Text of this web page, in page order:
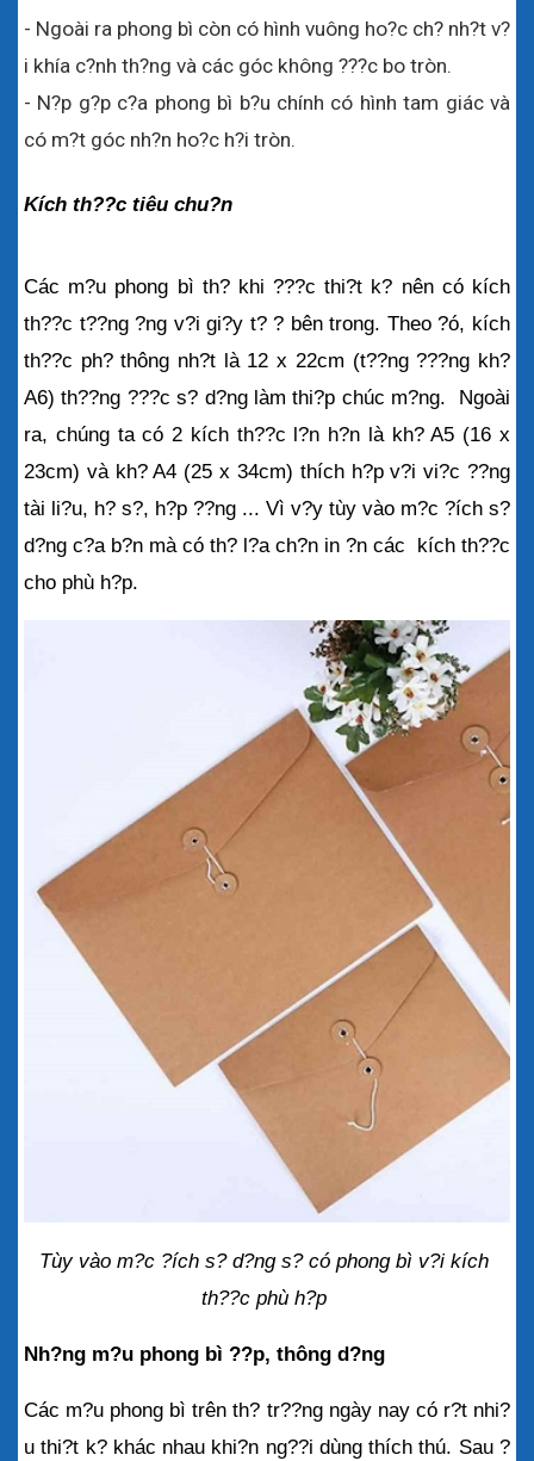
- Ngoài ra phong bì còn có hình vuông ho?c ch? nh?t v?
i khía c?nh th?ng và các góc không ???c bo tròn.
- N?p g?p c?a phong bì b?u chính có hình tam giác và
có m?t góc nh?n ho?c h?i tròn.
Kích th??c tiêu chu?n
Các m?u phong bì th? khi ???c thi?t k? nên có kích
th??c t??ng ?ng v?i gi?y t? ? bên trong. Theo ?ó, kích
th??c ph? thông nh?t là 12 x 22cm (t??ng ???ng kh?
A6) th??ng ???c s? d?ng làm thi?p chúc m?ng.  Ngoài
ra, chúng ta có 2 kích th??c l?n h?n là kh? A5 (16 x
23cm) và kh? A4 (25 x 34cm) thích h?p v?i vi?c ??ng
tài li?u, h? s?, h?p ??ng ... Vì v?y tùy vào m?c ?ích s?
d?ng c?a b?n mà có th? l?a ch?n in ?n các  kích th??c
cho phù h?p.
Tùy vào m?c ?ích s? d?ng s? có phong bì v?i kích
th??c phù h?p
Nh?ng m?u phong bì ??p, thông d?ng
Các m?u phong bì trên th? tr??ng ngày nay có r?t nhi?
u thi?t k? khác nhau khi?n ng??i dùng thích thú. Sau ?